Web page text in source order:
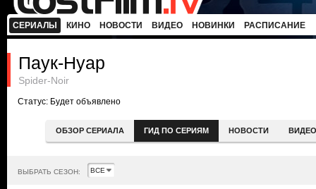
СЕРИАЛЫ КИНО НОВОСТИ ВИДЕО НОВИНКИ РАСПИСАНИЕ
Паук-Нуар
Spider-Noir
Статус: Будет объявлено
ОБЗОР СЕРИАЛА ГИД ПО СЕРИЯМ НОВОСТИ ВИДЕО
ВЫБРАТЬ СЕЗОН: